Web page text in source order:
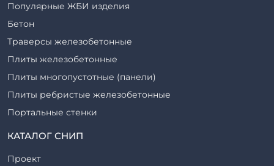
Популярные ЖБИ изделия
Бетон
Траверсы железобетонные
Плиты железобетонные
Плиты многопустотные (панели)
Плиты ребристые железобетонные
Портальные стенки
Прогоны железобетонные
КАТАЛОГ СНИП
Проект